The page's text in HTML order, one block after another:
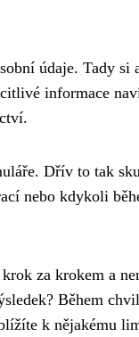
údaje. Tady si
informace
Dřív to tak
nebo kdykoli
za krokem a
Během
k nějakému